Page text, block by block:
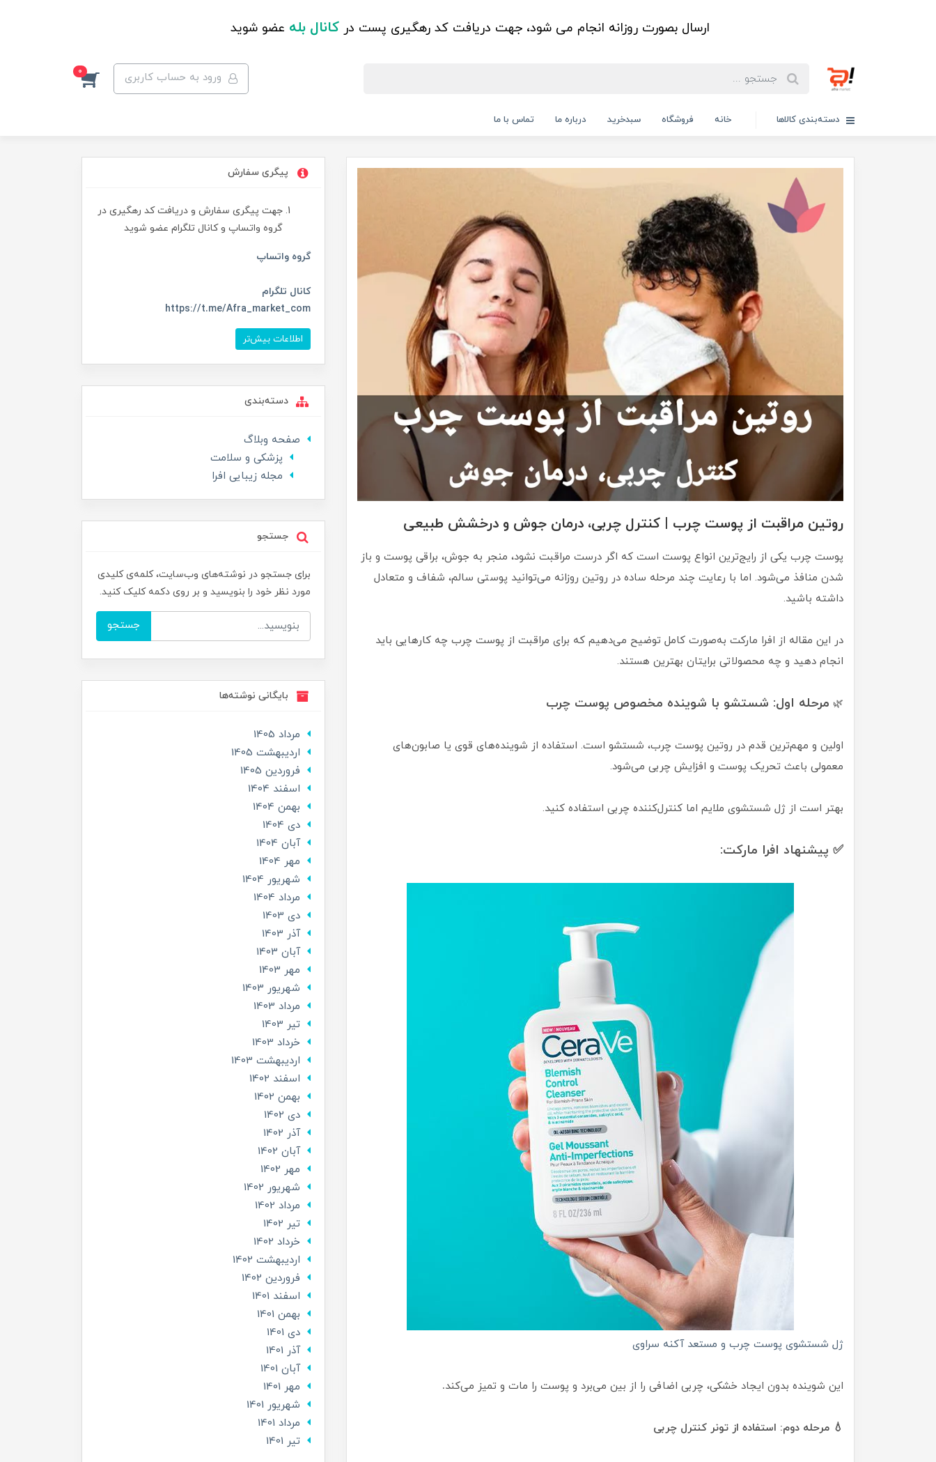
ارسال بصورت روزانه انجام می شود، جهت دریافت کد رهگیری پست در کانال بله عضو شوید
ورود به حساب کاربری 0
دسته‌بندی کالاها خانه فروشگاه سبدخرید درباره ما تماس با ما
روتین مراقبت از پوست چرب | کنترل چربی، درمان جوش و درخشش طبیعی
پوست چرب یکی از رایج‌ترین انواع پوست است که اگر درست مراقبت نشود، منجر به جوش، براقی پوست و باز
شدن منافذ می‌شود. اما با رعایت چند مرحله ساده در روتین روزانه می‌توانید پوستی سالم، شفاف و متعادل
داشته باشید.
در این مقاله از افرا مارکت به‌صورت کامل توضیح می‌دهیم که برای مراقبت از پوست چرب چه کارهایی باید
انجام دهید و چه محصولاتی برایتان بهترین هستند.
🌿 مرحله اول: شستشو با شوینده مخصوص پوست چرب
اولین و مهم‌ترین قدم در روتین پوست چرب، شستشو است. استفاده از شوینده‌های قوی یا صابون‌های
معمولی باعث تحریک پوست و افزایش چربی می‌شود.
بهتر است از ژل شستشوی ملایم اما کنترل‌کننده چربی استفاده کنید.
✅ پیشنهاد افرا مارکت:
ژل شستشوی پوست چرب و مستعد آکنه سراوی
این شوینده بدون ایجاد خشکی، چربی اضافی را از بین می‌برد و پوست را مات و تمیز می‌کند.
💧 مرحله دوم: استفاده از تونر کنترل چربی
پیگری سفارش
جهت پیگری سفارش و دریافت کد رهگیری در
گروه واتساپ و کانال تلگرام عضو شوید
گروه واتساپ
کانال تلگرام
https://t.me/Afra_market_com
اطلاعات بیش‌تر
دسته‌بندی
صفحه وبلاگ
پزشکی و سلامت
مجله زیبایی افرا
جستجو
برای جستجو در نوشته‌های وب‌سایت، کلمه‌ی کلیدی
مورد نظر خود را بنویسید و بر روی دکمه کلیک کنید.
جستجو
بایگانی نوشته‌ها
مرداد 1405
ارديبهشت 1405
فروردین 1405
اسفند 1404
بهمن 1404
دی 1404
آبان 1404
مهر 1404
شهریور 1404
مرداد 1404
دی 1403
آذر 1403
آبان 1403
مهر 1403
شهریور 1403
مرداد 1403
تير 1403
خرداد 1403
ارديبهشت 1403
اسفند 1402
بهمن 1402
دی 1402
آذر 1402
آبان 1402
مهر 1402
شهریور 1402
مرداد 1402
تير 1402
خرداد 1402
ارديبهشت 1402
فروردین 1402
اسفند 1401
بهمن 1401
دی 1401
آذر 1401
آبان 1401
مهر 1401
شهریور 1401
مرداد 1401
تير 1401